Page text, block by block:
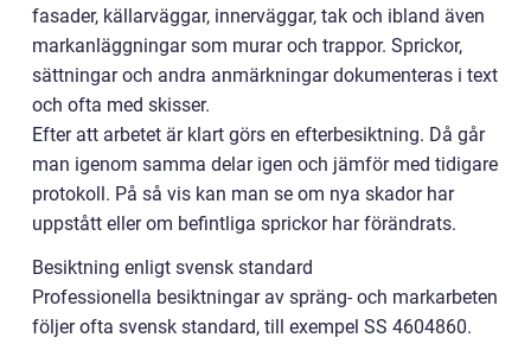
fasader, källarväggar, innerväggar, tak och ibland även
markanläggningar som murar och trappor. Sprickor,
sättningar och andra anmärkningar dokumenteras i text
och ofta med skisser.
Efter att arbetet är klart görs en efterbesiktning. Då går
man igenom samma delar igen och jämför med tidigare
protokoll. På så vis kan man se om nya skador har
uppstått eller om befintliga sprickor har förändrats.
Besiktning enligt svensk standard
Professionella besiktningar av spräng- och markarbeten
följer ofta svensk standard, till exempel SS 4604860.